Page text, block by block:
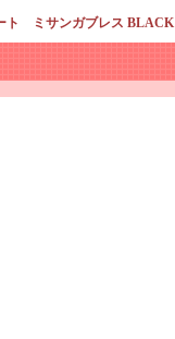
ト ミサンガブレス BLACK